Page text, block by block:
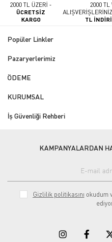
2000 TL ÜZERİ -
ÜCRETSİZ
KARGO
2000 TL
TL
Popüler Linkler
Pazaryerlerimiz
ÖDEME
KURUMSAL
İş Güvenliği Rehberi
KAMPANYALARDAN
Gizlilik politikasını okudum